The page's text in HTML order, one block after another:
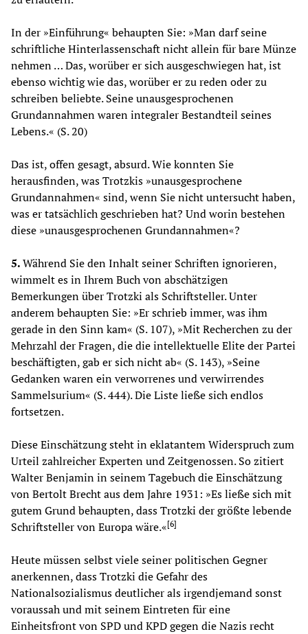
In der »Einführung« behaupten Sie: »Man darf seine
schriftliche Hinterlassenschaft nicht allein für bare Münze
nehmen … Das, worüber er sich ausgeschwiegen hat, ist
ebenso wichtig wie das, worüber er zu reden oder zu
schreiben beliebte. Seine unausgesprochenen
Grundannahmen waren integraler Bestandteil seines
Lebens.« (S. 20)
Das ist, offen gesagt, absurd. Wie konnten Sie
herausfinden, was Trotzkis »unausgesprochene
Grundannahmen« sind, wenn Sie nicht untersucht haben,
was er tatsächlich geschrieben hat? Und worin bestehen
diese »unausgesprochenen Grundannahmen«?
5.Während Sie den Inhalt seiner Schriften ignorieren,
wimmelt es in Ihrem Buch von abschätzigen
Bemerkungen über Trotzki als Schriftsteller. Unter
anderem behaupten Sie: »Er schrieb immer, was ihm
gerade in den Sinn kam« (S. 107), »Mit Recherchen zu der
Mehrzahl der Fragen, die die intellektuelle Elite der Partei
beschäftigten, gab er sich nicht ab« (S. 143), »Seine
Gedanken waren ein verworrenes und verwirrendes
Sammelsurium« (S. 444). Die Liste ließe sich endlos
fortsetzen.
Diese Einschätzung steht in eklatantem Widerspruch zum
Urteil zahlreicher Experten und Zeitgenossen. So zitiert
Walter Benjamin in seinem Tagebuch die Einschätzung
von Bertolt Brecht aus dem Jahre 1931: »Es ließe sich mit
gutem Grund behaupten, dass Trotzki der größte lebende
Schriftsteller von Europa wäre.«[6]
Heute müssen selbst viele seiner politischen Gegner
anerkennen, dass Trotzki die Gefahr des
Nationalsozialismus deutlicher als irgendjemand sonst
voraussah und mit seinem Eintreten für eine
Einheitsfront von SPD und KPD gegen die Nazis recht